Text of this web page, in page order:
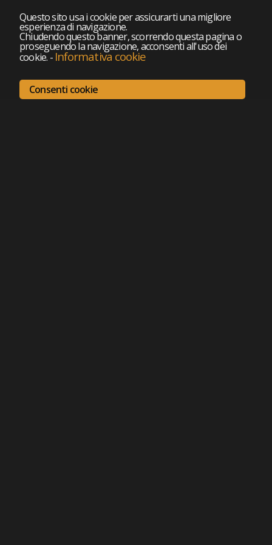
Questo sito usa i cookie per assicurarti una migliore
esperienza di navigazione.
Chiudendo questo banner, scorrendo questa pagina o
proseguendo la navigazione, acconsenti all'uso dei
cookie. - Informativa cookie
Consenti cookie